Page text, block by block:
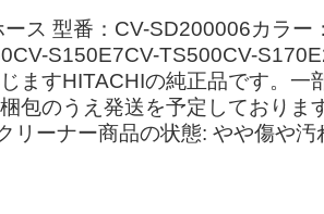
ス 型番：CV-SD200006カラー
S150E7CV-TS500CV-
すHITACHIの純正品です。一
包のうえ発送を予定しておりま
リーナー商品の状態: やや傷や汚